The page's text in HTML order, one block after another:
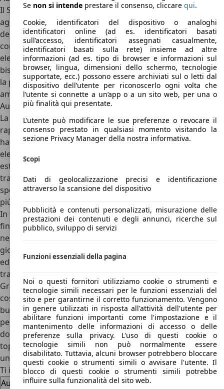
Il SUV di Ingolstadt se la deve vedere con tante rivali molto
agguerrite, che puntano ad offrire il massimo
dell’efficienza e del comfort in una sola vettura. Le
concorrenti di Audi e-tron più temibili sono le SUV
elettriche di BMW, la iX, e Mercedes-Benz, la EQC. Non
bisogna però fermarsi alle “sole” rivali tedesche, visto che
la più grandeconcorrente di Audi e-tronè infatti
americana,Tesla Model X
Audi e-tron: conclusioni
La prima volta di Audi nel mondo delle elettriche è
rappresentata dal SUV elettrico e-tron, l’auto che per prima
ha dimostrato l’idea dei Quattro Anelli nei confronti delle
elettriche. Al contrario di alcune concorrenti, Audi e-tron è
esteticamente e internamente molto simile alle Audi
tradizionali, con poche soluzioni futuristiche come gli
specchietti virtuali che però aiutano solo a darle
più futuristica senza togliere la classica aura Audi
In tutto,dall’esperienza di guida all’estetica al confort e alle
finiture, infatti, e-tron è una vera Audi, che non costringe a
nessun compromesso nell’esperienza di vita di tutti i
giorni. Le finiture sono eccellenti, così come la guida facile
ed intuitiva e lo spazio a livello delle
tradizionali.
Grazie ad una batteria molto capiente e ad uno sviluppo
costante da parte dei tecnici Audi, però, e-tron offre una
buona autonomia, superiore anche a diverse rivali simili
per dimensioni, peso e prezzo. Certo, non costa poco, e la
dotazione deve essere integrata per essere da vera Audi
top di gamma, ma tra le SUV elettriche premium e-tron è
una delle più complete.
Ti interessa la Audi e-tron
Audi e-tron usata Audi e-tron nuova auto
Se non si intende prestare il consenso, cliccare qui.
Cookie, identificatori del dispositivo o analoghi
identificatori online (ad es. identificatori basati
sull’accesso, identificatori assegnati casualmente,
identificatori basati sulla rete) insieme ad altre
informazioni (ad es. tipo di browser e informazioni sul
browser, lingua, dimensioni dello schermo, tecnologie
supportate, ecc.) possono essere archiviati sul o letti dal
dispositivo dell’utente per riconoscerlo ogni volta che
l’utente si connette a un’app o a un sito web, per una o
più finalità qui presentate.
L’utente può modificare le sue preferenze o revocare il
consenso prestato in qualsiasi momento visitando la
sezione Privacy Manager della nostra informativa.
Scopi
Dati di geolocalizzazione precisi e identificazione
attraverso la scansione del dispositivo
Pubblicità e contenuti personalizzati, misurazione delle
prestazioni dei contenuti e degli annunci, ricerche sul
pubblico, sviluppo di servizi
Funzioni essenziali della pagina
Noi o questi fornitori utilizziamo cookie o strumenti e
tecnologie simili necessari per le funzioni essenziali del
sito e per garantirne il corretto funzionamento. Vengono
in genere utilizzati in risposta all'attività dell'utente per
abilitare funzioni importanti come l'impostazione e il
mantenimento delle informazioni di accesso o delle
preferenze sulla privacy. L'uso di questi cookie o
tecnologie simili non può normalmente essere
disabilitato. Tuttavia, alcuni browser potrebbero bloccare
questi cookie o strumenti simili o avvisare l'utente. Il
blocco di questi cookie o strumenti simili potrebbe
influire sulla funzionalità del sito web.